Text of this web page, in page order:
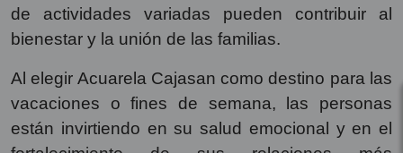
de actividades variadas pueden contribuir al
bienestar y la unión de las familias.
Al elegir Acuarela Cajasan como destino para las
vacaciones o fines de semana, las personas
están invirtiendo en su salud emocional y en el